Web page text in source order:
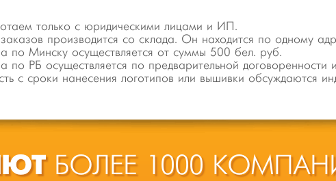
только с юридическими лицами и ИП.
производится со склада. Он находится по одному
по Минску осуществляется от суммы 500 бел. руб.
по РБ осуществляется по предварительной
с сроки нанесения логотипов или вышивки обсуждаются
БОЛЕЕ 1000